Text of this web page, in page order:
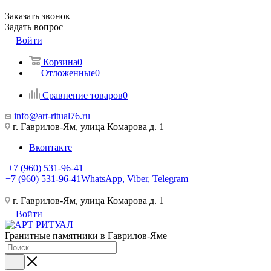
Заказать звонок
Задать вопрос
Войти
Корзина0
Отложенные0
Сравнение товаров0
info@art-ritual76.ru
г. Гаврилов-Ям, улица Комарова д. 1
Вконтакте
+7 (960) 531-96-41
+7 (960) 531-96-41WhatsApp, Viber, Telegram
г. Гаврилов-Ям, улица Комарова д. 1
Войти
Гранитные памятники в Гаврилов-Яме